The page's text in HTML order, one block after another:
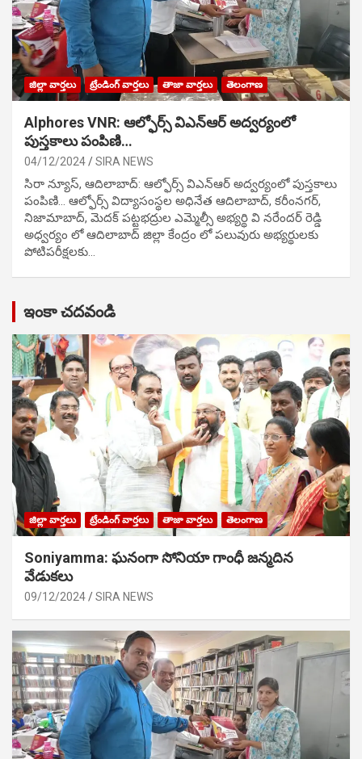
జిల్లా వార్తలు ట్రేండింగ్ వార్తలు తాజా వార్తలు తెలంగాణ
Alphores VNR: ఆల్ఫోర్స్ విఎన్ఆర్ అద్వర్యంలో
పుస్తకాలు పంపిణి…
04/12/2024 SIRA NEWS
సిరా న్యూస్, ఆదిలాబాద్: ఆల్ఫోర్స్ విఎన్ఆర్ అద్వర్యంలో పుస్తకాలు
పంపిణి… ఆల్ఫోర్స్ విద్యాసంస్థల అధినేత ఆదిలాబాద్, కరీంనగర్,
నిజామాబాద్, మెదక్ పట్టభద్రుల ఎమ్మెల్సీ అభ్యర్థి వి నరేందర్ రెడ్డి
అధ్వర్యం లో ఆదిలాబాద్ జిల్లా కేంద్రం లో పలువురు అభ్యర్థులకు
పోటిప‌రీక్ష‌ల‌కు…
ఇంకా చదవండి
జిల్లా వార్తలు ట్రేండింగ్ వార్తలు తాజా వార్తలు తెలంగాణ
Soniyamma: ఘ‌నంగా సోనియా గాంధీ జ‌న్మ‌దిన
వేడుక‌లు
09/12/2024 SIRA NEWS